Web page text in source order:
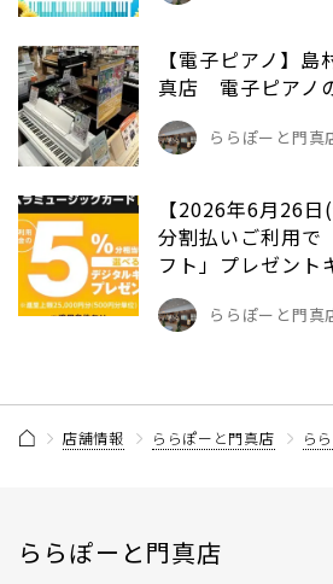
【電子ピアノ】
真店 電子ピアノ
ららぽーと門真
【2026年6月26
分割払いご利用で
フト」プレゼント
ららぽーと門真
店舗情報 ららぽーと門真店 ら
ららぽーと門真店